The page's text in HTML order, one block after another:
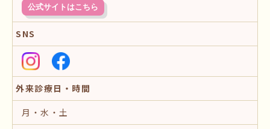
公式サイトはこちら
SNS
外来診療日・時間
月・水・土